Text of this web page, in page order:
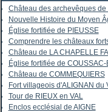
Château des archevêques
Nouvelle Histoire du Moyen
Église fortifiée de PIEUSSE
Comprendre les châteaux
Château de LA CHAPELLE
Église fortifiée de COUSSAC-
Château de COMMEQUIERS
Fort villageois d'ALIGNAN du
Tour de RIEUX en VAL
Enclos ecclésial de AIGNE